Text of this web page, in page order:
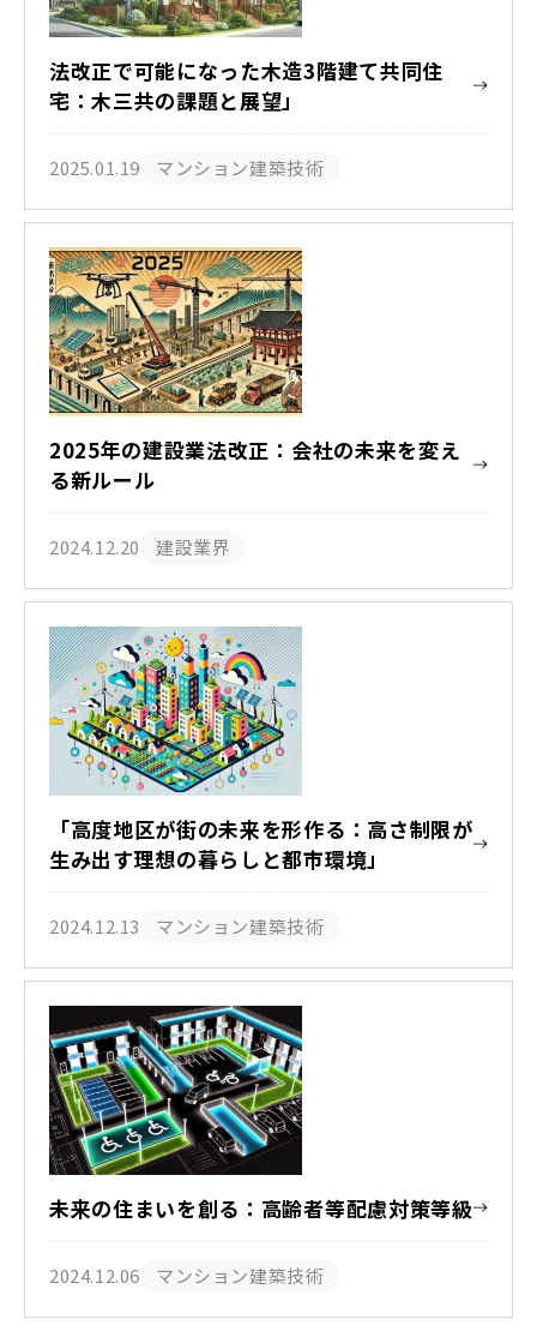
法改正で可能になった木造3階建て共同住
宅：木三共の課題と展望」
2025.01.19 マンション建築技術
2025年の建設業法改正：会社の未来を変え
る新ルール
2024.12.20 建設業界
「高度地区が街の未来を形作る：高さ制限が
生み出す理想の暮らしと都市環境」
2024.12.13 マンション建築技術
未来の住まいを創る：高齢者等配慮対策等級
2024.12.06 マンション建築技術